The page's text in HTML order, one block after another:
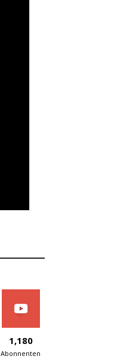
1,180
Abonnenten